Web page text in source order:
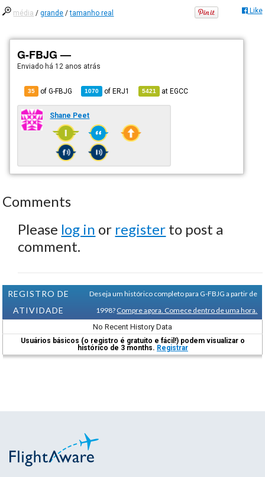
média /grande /tamanho real Like
G-FBJG —
Enviado há 12 anos atrás
35 of G-FBJG 1070 ofERJ1 5421 atEGCC
Shane Peet
Comments
Please log in or register to post a
comment.
REGISTRO DE
ATIVIDADE
Deseja um histórico completo para G-FBJG a partir de
1998? Compre agora. Comece dentro de uma hora.
No Recent History Data
Usuários básicos (o registro é gratuito e fácil!) podem visualizar o
histórico de 3 months. Registrar